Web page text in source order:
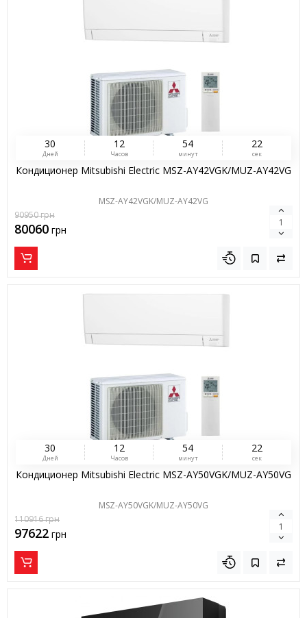
30
Дней
1 2
Часов
54
минут
21
сек
Кондиционер Mitsubishi Electric MSZ-AY42VGK/MUZ-AY42VG
MSZ-AY42VGK/MUZ-AY42VG
90950грн
80060 грн
30
Дней
1 2
Часов
54
минут
21
сек
Кондиционер Mitsubishi Electric MSZ-AY50VGK/MUZ-AY50VG
MSZ-AY50VGK/MUZ-AY50VG
110916грн
97622 грн